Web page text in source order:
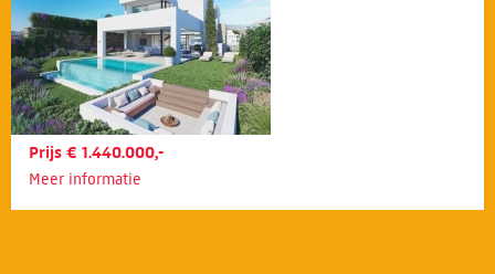
Prijs € 1.440.000,-
Meer informatie